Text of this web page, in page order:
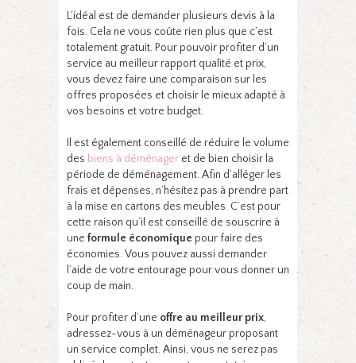
L’idéal est de demander plusieurs devis à la
fois. Cela ne vous coûte rien plus que c’est
totalement gratuit. Pour pouvoir profiter d’un
service au meilleur rapport qualité et prix,
vous devez faire une comparaison sur les
offres proposées et choisir le mieux adapté à
vos besoins et votre budget.
Il est également conseillé de réduire le volume
des biens à déménager et de bien choisir la
période de déménagement. Afin d’alléger les
frais et dépenses, n’hésitez pas à prendre part
à la mise en cartons des meubles. C’est pour
cette raison qu’il est conseillé de souscrire à
une formule économique pour faire des
économies. Vous pouvez aussi demander
l’aide de votre entourage pour vous donner un
coup de main.
Pour profiter d’une offre au meilleur prix,
adressez-vous à un déménageur proposant
un service complet. Ainsi, vous ne serez pas